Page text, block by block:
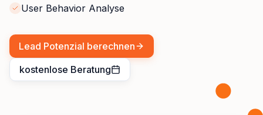
User Behavior Analyse
Lead Potenzial berechnen
kostenlose Beratung